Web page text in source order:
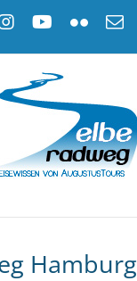
Instagram
YouTube
FlickrE-
Hamburg